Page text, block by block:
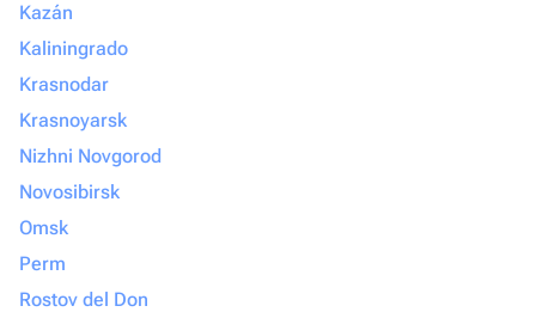
Kazán
Kaliningrado
Krasnodar
Krasnoyarsk
Nizhni Novgorod
Novosibirsk
Omsk
Perm
Rostov del Don